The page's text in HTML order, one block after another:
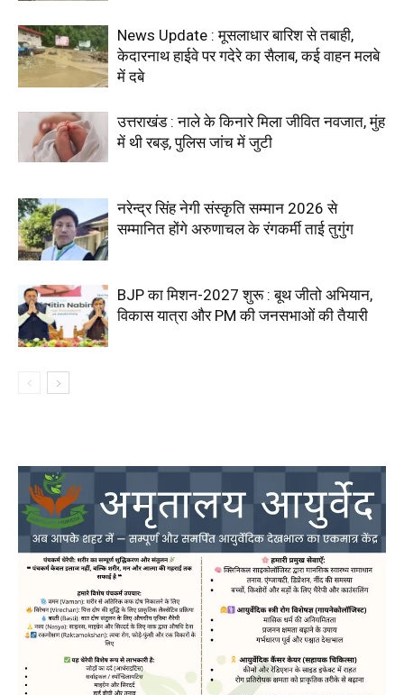
News Update : मूसलाधार बारिश से तबाही,
केदारनाथ हाईवे पर गदेरे का सैलाब, कई वाहन मलबे
में दबे
उत्तराखंड : नाले के किनारे मिला जीवित नवजात, मुंह
में थी रबड़, पुलिस जांच में जुटी
नरेन्द्र सिंह नेगी संस्कृति सम्मान 2026 से
सम्मानित होंगे अरुणाचल के रंगकर्मी ताई तुगुंग
BJP का मिशन-2027 शुरू : बूथ जीतो अभियान,
विकास यात्रा और PM की जनसभाओं की तैयारी